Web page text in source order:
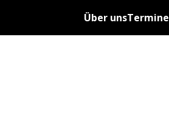
Über unsTermine